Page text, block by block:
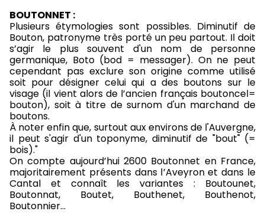
BOUTONNET :
Plusieurs étymologies sont possibles. Diminutif de
Bouton, patronyme très porté un peu partout. Il doit
s’agir le plus souvent d'un nom de personne
germanique, Boto (bod = messager). On ne peut
cependant pas exclure son origine comme utilisé
soit pour désigner celui qui a des boutons sur le
visage (il vient alors de l’ancien français boutoncel=
bouton), soit à titre de surnom d'un marchand de
boutons.
À noter enfin que, surtout aux environs de l'Auvergne,
il peut s'agir d'un toponyme, diminutif de "bout" (=
bois)."
On compte aujourd’hui 2600 Boutonnet en France,
majoritairement présents dans l’Aveyron et dans le
Cantal et connaît les variantes : Boutounet,
Boutonnat, Boutet, Bouthenet, Bouthenot,
Boutonnier...